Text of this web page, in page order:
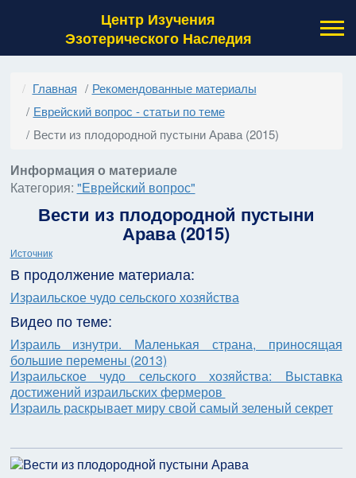
Центр Изучения
Эзотерического Наследия
Главная
Рекомендованные материалы
Еврейский вопрос - статьи по теме
Вести из плодородной пустыни Арава (2015)
Информация о материале
Категория: "Еврейский вопрос"
Вести из плодородной пустыни
Арава (2015)
Источник
В продолжение материала:
Израильское чудо сельского хозяйства
Видео по теме:
Израиль изнутри. Маленькая страна, приносящая
большие перемены (2013)
Израильское чудо сельского хозяйства: Выставка
достижений израильских фермеров
Израиль раскрывает миру свой самый зеленый секрет